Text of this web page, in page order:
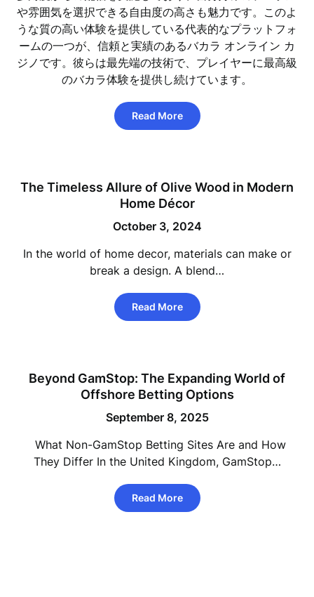
や雰囲気を選択できる自由度の高さも魅力です。このよ
うな質の高い体験を提供している代表的なプラットフォ
ームの一つが、信頼と実績のあるバカラ オンライン カ
ジノです。彼らは最先端の技術で、プレイヤーに最高級
のバカラ体験を提供し続けています。
Read More
The Timeless Allure of Olive Wood in Modern
Home Décor
October 3, 2024
In the world of home decor, materials can make or
break a design. A blend…
Read More
Beyond GamStop: The Expanding World of
Offshore Betting Options
September 8, 2025
What Non-GamStop Betting Sites Are and How
They Differ In the United Kingdom, GamStop…
Read More